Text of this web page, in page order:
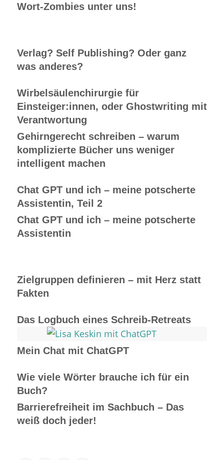
Wort-Zombies unter uns!
Verlag? Self Publishing? Oder ganz
was anderes?
Wirbelsäulenchirurgie für
Einsteiger:innen, oder Ghostwriting mit
Verantwortung
Gehirngerecht schreiben – warum
komplizierte Bücher uns weniger
intelligent machen
Chat GPT und ich – meine potscherte
Assistentin, Teil 2
Chat GPT und ich – meine potscherte
Assistentin
Zielgruppen definieren – mit Herz statt
Fakten
Das Logbuch eines Schreib-Retreats
Mein Chat mit ChatGPT
Wie viele Wörter brauche ich für ein
Buch?
Barrierefreiheit im Sachbuch – Das
weiß doch jeder!